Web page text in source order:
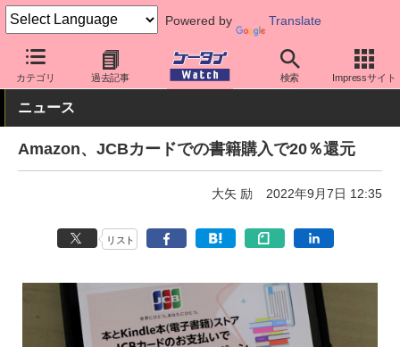
Powered by Translate
カテゴリ 過去記事 検索 Impressサイト
ケータイ Watch アプリ・サービス 決済/金融
ニュース
Amazon、JCBカードでの書籍購入で20％還元
大矢 励 2022年9月7日 12:35
リスト